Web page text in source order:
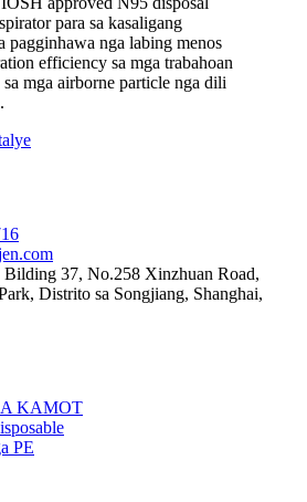
para sa kasaligang
pagginhawa nga labing menos
efficiency sa mga trabahoan
mga airborne particle nga dili
37, No.258 Xinzhuan Road,
Distrito sa Songjiang, Shanghai,
KAMOT
PE